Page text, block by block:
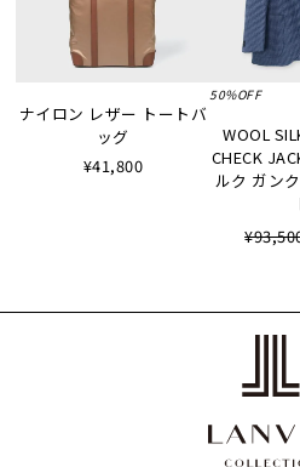
ナイロン レザー トートバ
ッグ
¥41,800
50%OFF
WOOL
CHECK
ルク ガン